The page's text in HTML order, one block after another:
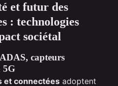
et futur des
: technologies
sociétal
ADAS, capteurs
5G
et connectées adoptent